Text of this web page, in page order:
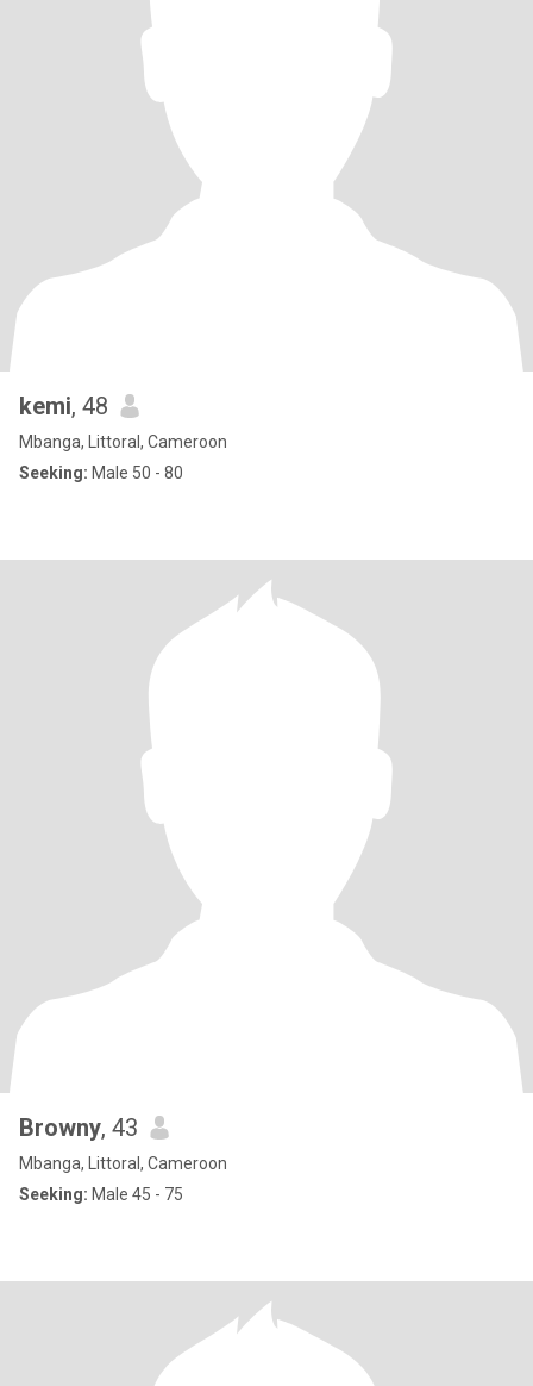
kemi, 48
Mbanga, Littoral, Cameroon
Seeking: Male 50 - 80
Browny, 43
Mbanga, Littoral, Cameroon
Seeking: Male 45 - 75